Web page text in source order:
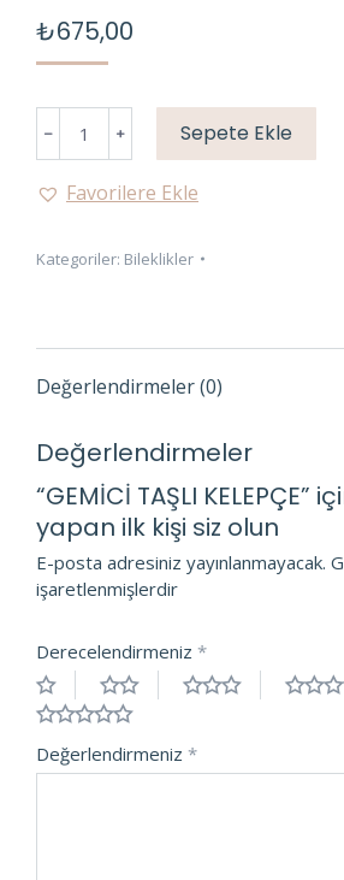
₺675,00
TAŞLI
adet
Sepete Ekle
Favorilere Ekle
Kategoriler: Bileklikler
Değerlendirmeler (0)
Değerlendirmeler
“GEMİCİ TAŞLI KELEPÇE”
yapan ilk kişi siz olun
E-posta adresiniz yayınlanmayacak.
işaretlenmişlerdir
Derecelendirmeniz *
Değerlendirmeniz *